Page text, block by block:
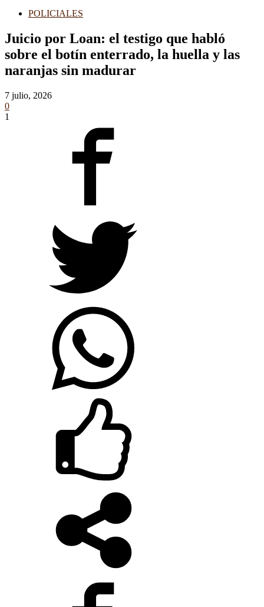
POLICIALES
Juicio por Loan: el testigo que habló
sobre el botín enterrado, la huella y las
naranjas sin madurar
7 julio, 2026
0
1